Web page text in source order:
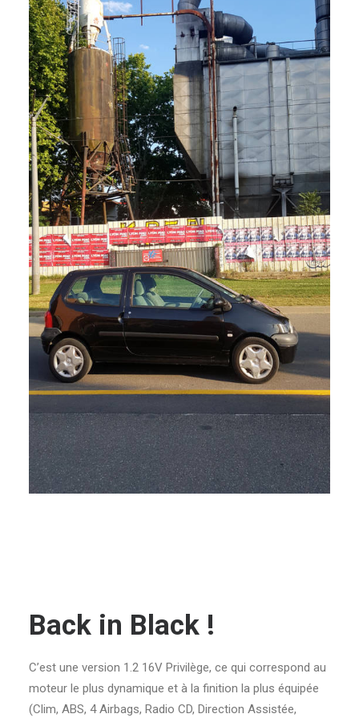
Back in Black !
C’est une version 1.2 16V Privilège, ce qui correspond au
moteur le plus dynamique et à la finition la plus équipée
(Clim, ABS, 4 Airbags, Radio CD, Direction Assistée,